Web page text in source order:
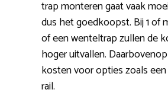
trap monteren gaat vaak
dus het goedkoopst. Bij 1 of
of een wenteltrap zullen de
hoger uitvallen.
kosten voor opties zoals
rail.